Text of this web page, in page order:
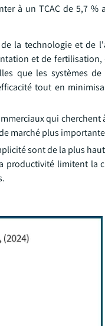
à un TCAC de 5,7 %
la technologie et de
et de
que les systèmes de
tout en
qui cherchent
marché plus
sont de la plus
productivité limitent la